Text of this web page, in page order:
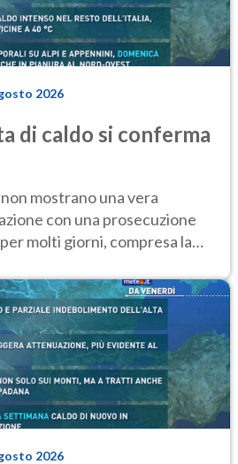
2026
di caldo si conferma
mostrano una vera
con una prosecuzione
molti giorni, compresa la
2026